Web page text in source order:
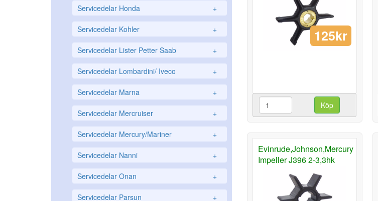
Servicedelar Honda +
Servicedelar Kohler +
Servicedelar Lister Petter Saab +
Servicedelar Lombardini/ Iveco +
Servicedelar Marna +
Servicedelar Mercruiser +
Servicedelar Mercury/Mariner +
Servicedelar Nanni +
Servicedelar Onan +
Servicedelar Parsun +
125kr
Köp
Evinrude,Johnson,Mercury
Impeller J396 2-3,3hk